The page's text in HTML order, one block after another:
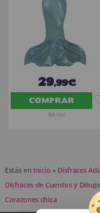
29,99€
COMPRAR
IVA Incl.
Estás en Inicio » Disfraces
Disfraces de Cuentos y
Corazones chica